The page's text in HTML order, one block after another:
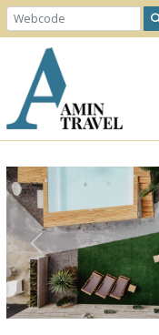
Previous